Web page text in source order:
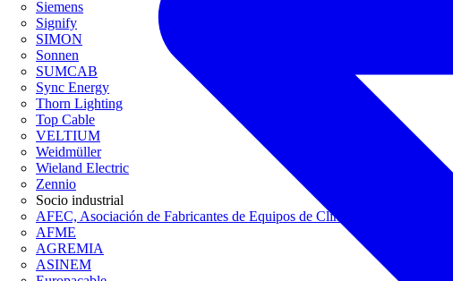
Siemens
Signify
SIMON
Sonnen
SUMCAB
Sync Energy
Thorn Lighting
Top Cable
VELTIUM
Weidmüller
Wieland Electric
Zennio
Socio industrial
AFEC, Asociación de Fabricantes de Equipos de Climatización
AFME
AGREMIA
ASINEM